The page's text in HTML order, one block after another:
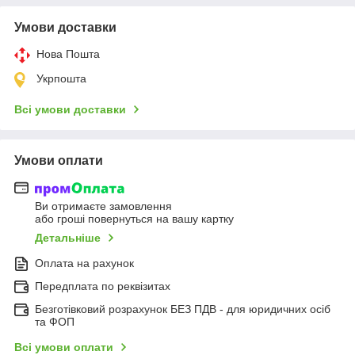
Умови доставки
Нова Пошта
Укрпошта
Всі умови доставки
Умови оплати
Ви отримаєте замовлення
або гроші повернуться на вашу картку
Детальніше
Оплата на рахунок
Передплата по реквізитах
Безготівковий розрахунок БЕЗ ПДВ - для юридичних осіб
та ФОП
Всі умови оплати